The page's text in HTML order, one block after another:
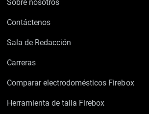
Sobre nosotros
Contáctenos
Sala de Redacción
Carreras
Comparar electrodomésticos Firebox
Herramienta de talla Firebox